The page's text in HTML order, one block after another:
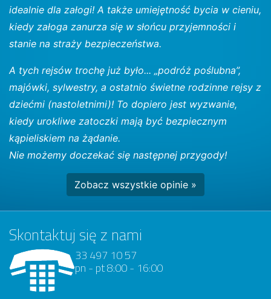
idealnie dla załogi! A także umiejętność bycia w cieniu,
kiedy załoga zanurza się w słońcu przyjemności i
stanie na straży bezpieczeństwa.
A tych rejsów trochę już było... „podróż poślubna”,
majówki, sylwestry, a ostatnio świetne rodzinne rejsy z
dziećmi (nastoletnimi)! To dopiero jest wyzwanie,
kiedy urokliwe zatoczki mają być bezpiecznym
kąpieliskiem na żądanie.
Nie możemy doczekać się następnej przygody!
Zobacz wszystkie opinie »
Skontaktuj się z nami
33 497 10 57
pn - pt 8:00 - 16:00